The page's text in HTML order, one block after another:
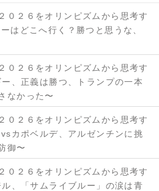
０２６をオリンピズムから思考す
はどこへ行く？勝つと思うな、
０２６をオリンピズムから思考す
、正義は勝つ、トランプの一本
なかった〜
０２６をオリンピズムから思考す
カポベルデ、アルゼンチンに挑
御〜
０２６をオリンピズムから思考す
、「サムライブルー」の涙は青